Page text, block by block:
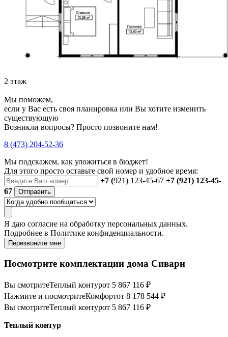
2 этаж
Мы поможем,
если у Вас есть своя планировка или Вы хотите изменить
существующую
Возникли вопросы? Просто позвоните нам!
8 (473) 204-52-36
Мы подскажем, как уложиться в бюджет!
Для этого просто оставьте свой номер и удобное время:
+7 (921) 123-45-67 +7 (921) 123-45-
67
Отправить
Я даю согласие на обработку персональных данных.
Подробнее в Политике конфиденциальности.
Перезвоните мне
Посмотрите комплектации дома Сивари
Вы смотритеТеплый контурот 5 867 116 ₽
Нажмите и посмотритеКомфортот 8 178 544 ₽
Вы смотритеТеплый контурот 5 867 116 ₽
Теплый контур